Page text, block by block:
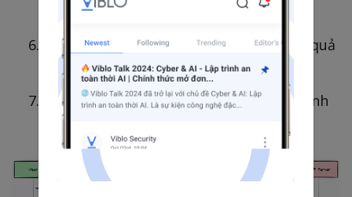
lấy từ server
Server sẽ thực thi yêu cầu và trả về kết quả
cho client.
Host sẽ tổng hợp kết quả từ client và sinh
ra câu trả lời cho người dùng.